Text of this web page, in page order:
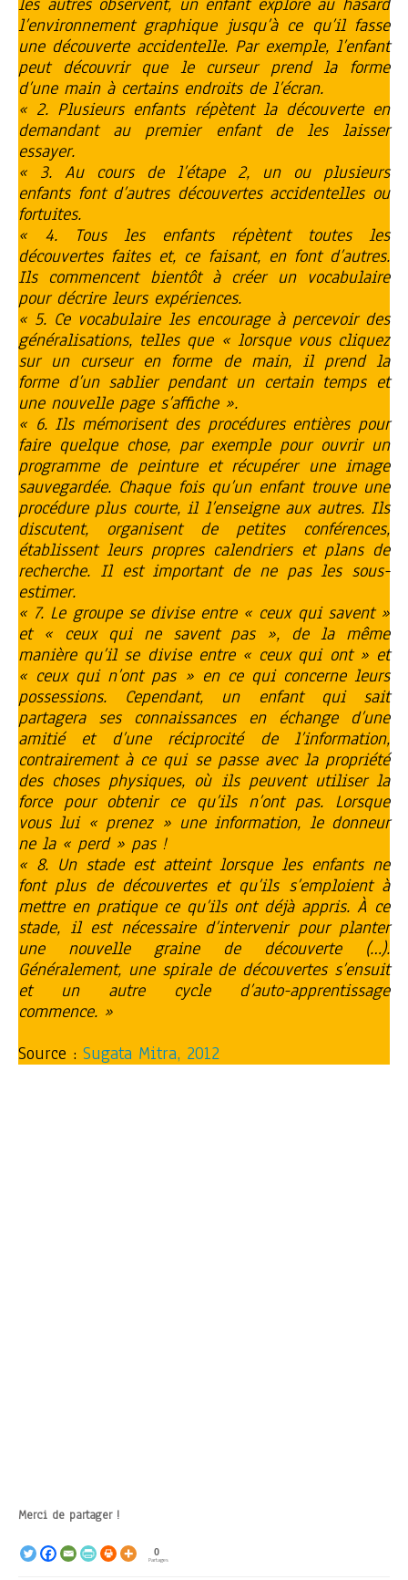
l’environnement graphique jusqu’à ce qu’il fasse
une découverte accidentelle. Par exemple, l’enfant
peut découvrir que le curseur prend la forme
d’une main à certains endroits de l’écran.
« 2. Plusieurs enfants répètent la découverte en
demandant au premier enfant de les laisser
essayer.
« 3. Au cours de l’étape 2, un ou plusieurs
enfants font d’autres découvertes accidentelles ou
fortuites.
« 4. Tous les enfants répètent toutes les
découvertes faites et, ce faisant, en font d’autres.
Ils commencent bientôt à créer un vocabulaire
pour décrire leurs expériences.
« 5. Ce vocabulaire les encourage à percevoir des
généralisations, telles que « lorsque vous cliquez
sur un curseur en forme de main, il prend la
forme d’un sablier pendant un certain temps et
une nouvelle page s’affiche ».
« 6. Ils mémorisent des procédures entières pour
faire quelque chose, par exemple pour ouvrir un
programme de peinture et récupérer une image
sauvegardée. Chaque fois qu’un enfant trouve une
procédure plus courte, il l’enseigne aux autres. Ils
discutent, organisent de petites conférences,
établissent leurs propres calendriers et plans de
recherche. Il est important de ne pas les sous-
estimer.
« 7. Le groupe se divise entre « ceux qui savent »
et « ceux qui ne savent pas », de la même
manière qu’il se divise entre « ceux qui ont » et
« ceux qui n’ont pas » en ce qui concerne leurs
possessions. Cependant, un enfant qui sait
partagera ses connaissances en échange d’une
amitié et d’une réciprocité de l’information,
contrairement à ce qui se passe avec la propriété
des choses physiques, où ils peuvent utiliser la
force pour obtenir ce qu’ils n’ont pas. Lorsque
vous lui « prenez » une information, le donneur
ne la « perd » pas !
« 8. Un stade est atteint lorsque les enfants ne
font plus de découvertes et qu’ils s’emploient à
mettre en pratique ce qu’ils ont déjà appris. À ce
stade, il est nécessaire d’intervenir pour planter
une nouvelle graine de découverte (…).
Généralement, une spirale de découvertes s’ensuit
et un autre cycle d’auto-apprentissage
commence. »
Source : Sugata Mitra, 2012
Merci de partager !
0
Partages